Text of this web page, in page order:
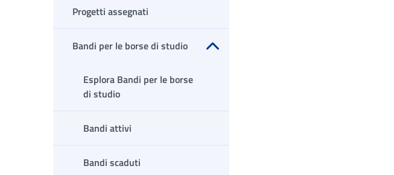
Progetti assegnati
Bandi per le borse di studio
Esplora Bandi per le borse
di studio
Bandi attivi
Bandi scaduti